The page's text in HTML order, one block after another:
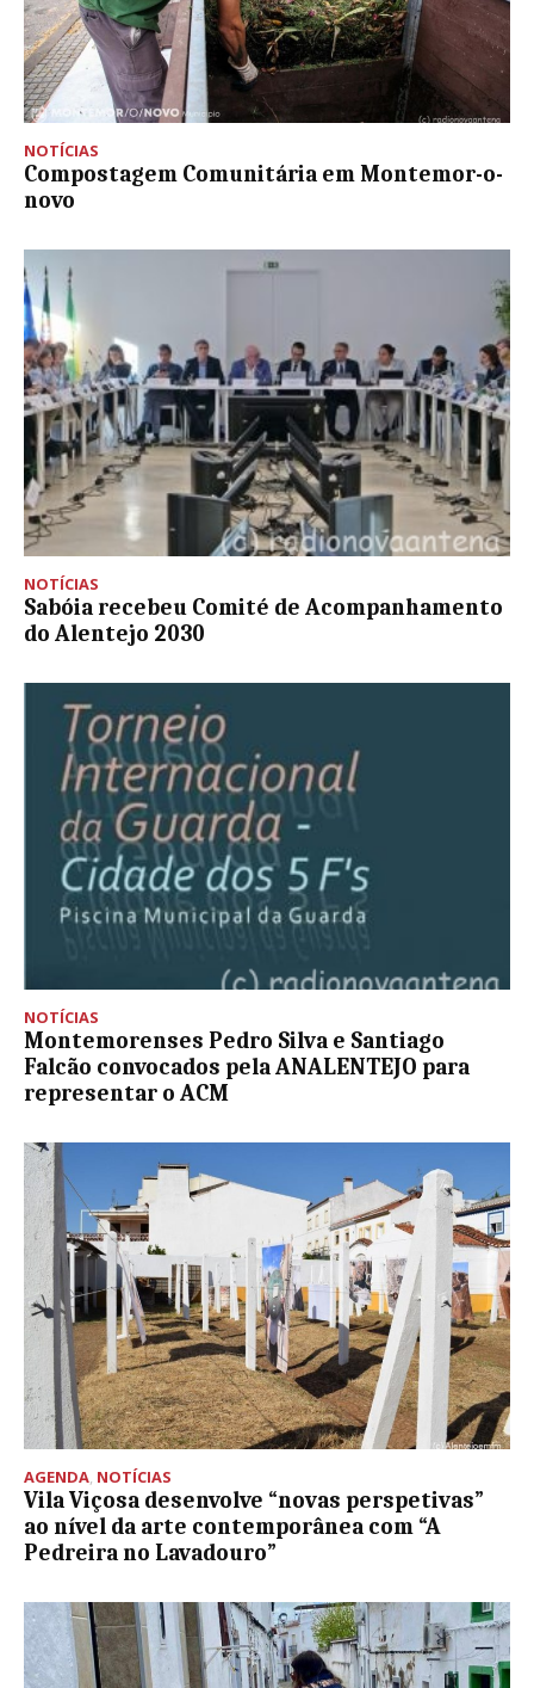
NOTÍCIAS
Compostagem Comunitária em Montemor-o-
novo
NOTÍCIAS
Sabóia recebeu Comité de Acompanhamento
do Alentejo 2030
NOTÍCIAS
Montemorenses Pedro Silva e Santiago
Falcão convocados pela ANALENTEJO para
representar o ACM
AGENDA NOTÍCIAS
Vila Viçosa desenvolve “novas perspetivas”
ao nível da arte contemporânea com “A
Pedreira no Lavadouro”